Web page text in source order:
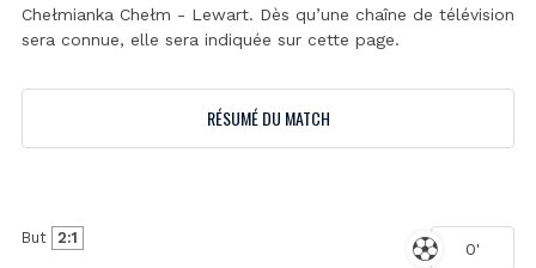
Chełmianka Chełm - Lewart. Dès qu’une chaîne de télévision
sera connue, elle sera indiquée sur cette page.
RÉSUMÉ DU MATCH
0'
But 2:1